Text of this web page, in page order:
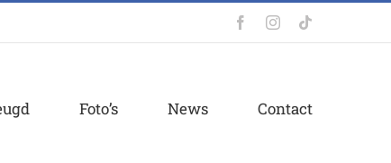
FacebookInstagram
Foto’s News Contact